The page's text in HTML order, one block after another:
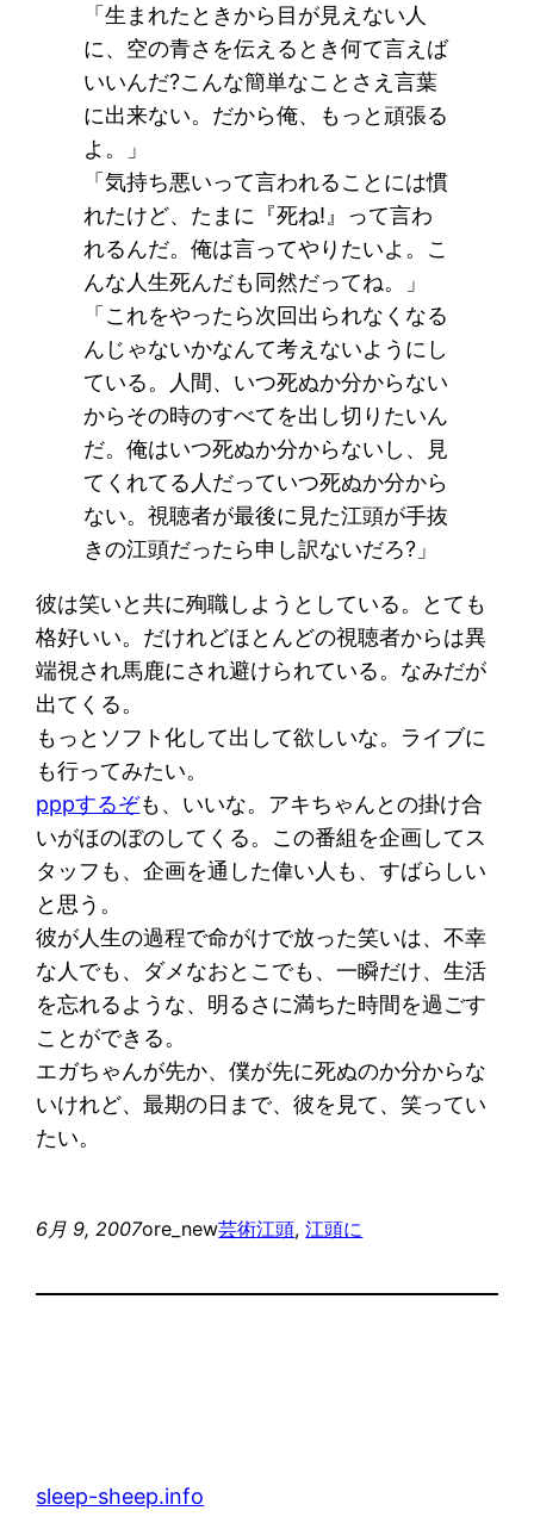
「生まれたときから目が見えない人
に、空の青さを伝えるとき何て言えば
いいんだ?こんな簡単なことさえ言葉
に出来ない。だから俺、もっと頑張る
よ。」
「気持ち悪いって言われることには慣
れたけど、たまに『死ね!』って言わ
れるんだ。俺は言ってやりたいよ。こ
んな人生死んだも同然だってね。」
「これをやったら次回出られなくなる
んじゃないかなんて考えないようにし
ている。人間、いつ死ぬか分からない
からその時のすべてを出し切りたいん
だ。俺はいつ死ぬか分からないし、見
てくれてる人だっていつ死ぬか分から
ない。視聴者が最後に見た江頭が手抜
きの江頭だったら申し訳ないだろ?」
彼は笑いと共に殉職しようとしている。とても
格好いい。だけれどほとんどの視聴者からは異
端視され馬鹿にされ避けられている。なみだが
出てくる。
もっとソフト化して出して欲しいな。ライブに
も行ってみたい。
pppするぞも、いいな。アキちゃんとの掛け合
いがほのぼのしてくる。この番組を企画してス
タッフも、企画を通した偉い人も、すばらしい
と思う。
彼が人生の過程で命がけで放った笑いは、不幸
な人でも、ダメなおとこでも、一瞬だけ、生活
を忘れるような、明るさに満ちた時間を過ごす
ことができる。
エガちゃんが先か、僕が先に死ぬのか分からな
いけれど、最期の日まで、彼を見て、笑ってい
たい。
6月 9, 2007ore_new芸術江頭, 江頭に
sleep-sheep.info